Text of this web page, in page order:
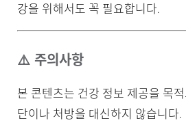
강을 위해서도 꼭 필요합니다.
⚠️ 주의사항
본 콘텐츠는 건강 정보 제공을 목
단이나 처방을 대신하지 않습니다.